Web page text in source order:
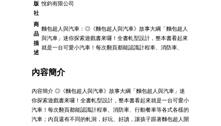
版
社
悅鈞有限公司
商
品
描
述
麵包超人與汽車：◎《麵包超人與汽車》故事大綱「麵包超人
與汽車」迷你探索遊戲書來囉！全書軋型設計，整本書看起來
就是一台可愛小汽車！每次翻頁都能認識計程車、消防車、
內容簡介
內容簡介 ◎《麵包超人與汽車》故事大綱「麵包超人與汽車」迷
你探索遊戲書來囉！全書軋型設計，整本書看起來就是一台可愛小
汽車！每次翻頁都能認識計程車、消防車、行動餐車等各式各樣的
汽車；內頁還有不同的軋洞，好玩、好讀，讓孩子跟著麵包超人開